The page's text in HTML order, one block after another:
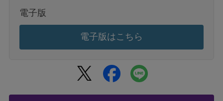
電子版
電子版はこちら